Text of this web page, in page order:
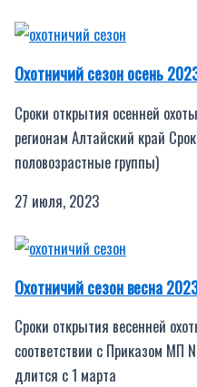
Охотничий сезон осень
Сроки открытия осенней
регионам Алтайский край
половозрастные группы)
27 июля, 2023
Охотничий сезон весна
Сроки открытия весенней
соответствии с Приказом МП
длится с 1 марта